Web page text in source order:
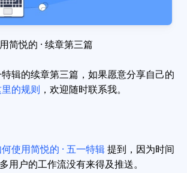
简悦的 · 续章第三篇
辑的续章第三篇，如果愿意分享自己的
的规则 ，欢迎随时联系我。
使用简悦的 · 五一特辑提到，因为时间
用户的工作流没有来得及推送。